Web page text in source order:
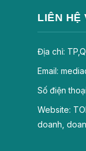
LIÊN HỆ
Địa chỉ:
Email:
Số điện
Website:
doanh,